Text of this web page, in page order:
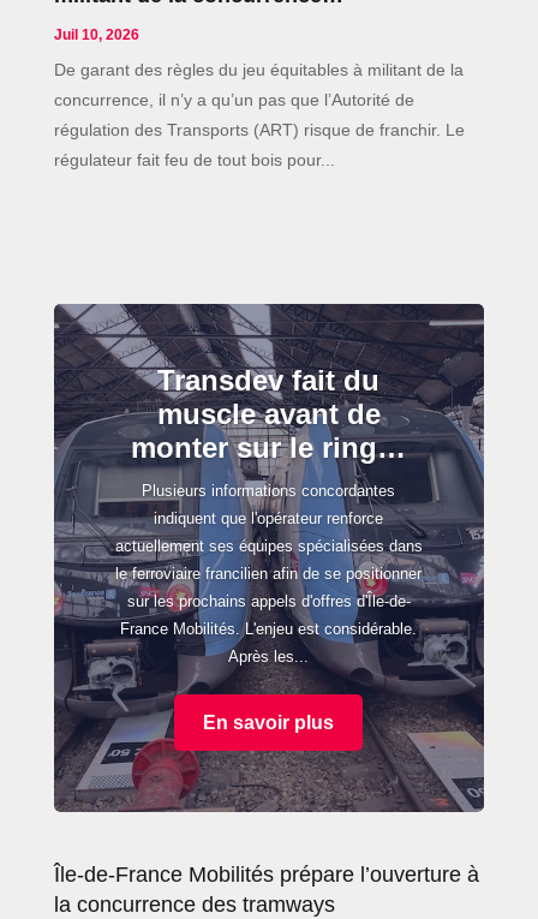
Juil 10, 2026
De garant des règles du jeu équitables à militant de la
concurrence, il n’y a qu’un pas que l’Autorité de
régulation des Transports (ART) risque de franchir. Le
régulateur fait feu de tout bois pour...
Transdev fait du
muscle avant de
monter sur le ring…
Plusieurs informations concordantes
indiquent que l'opérateur renforce
actuellement ses équipes spécialisées dans
le ferroviaire francilien afin de se positionner
sur les prochains appels d'offres d'Île-de-
France Mobilités. L'enjeu est considérable.
Après les...
En savoir plus
Île-de-France Mobilités prépare l’ouverture à
la concurrence des tramways